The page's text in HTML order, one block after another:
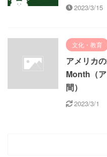
2023/3/15
文化・教育
アメリカ
Month（
間）
2023/3/1